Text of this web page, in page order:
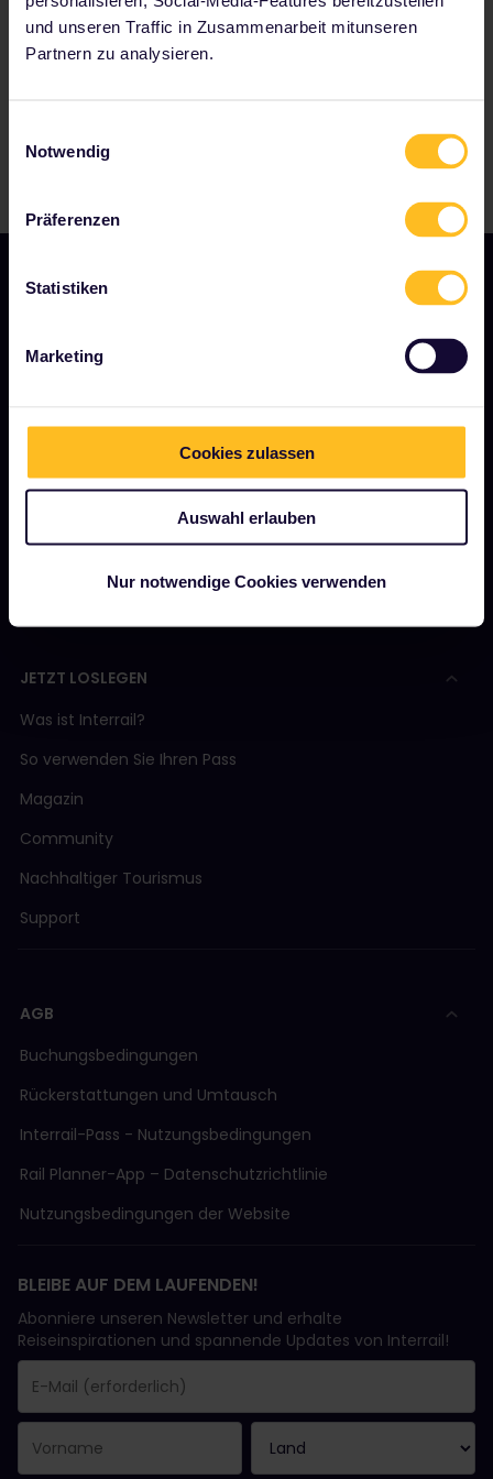
und unseren Traffic in Zusammenarbeit mitunseren
Partnern zu analysieren.
Notwendig
Präferenzen
Statistiken
Marketing
Cookies zulassen
Auswahl erlauben
Nur notwendige Cookies verwenden
Stellenangebote
Gesponserte &amp; Markeninhalte
Interrail-Folgenbericht
JETZT LOSLEGEN
Was ist Interrail?
So verwenden Sie Ihren Pass
Magazin
Community
Nachhaltiger Tourismus
Support
AGB
Buchungsbedingungen
Rückerstattungen und Umtausch
Interrail-Pass - Nutzungsbedingungen
Rail Planner-App – Datenschutzrichtlinie
Nutzungsbedingungen der Website
BLEIBE AUF DEM LAUFENDEN!
Abonniere unseren Newsletter und erhalte
Reiseinspirationen und spannende Updates von Interrail!